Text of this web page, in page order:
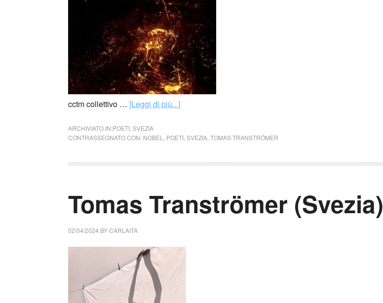
cctm collettivo … [Leggi di più...]
ARCHIVIATO IN:POETI SVEZIA
CONTRASSEGNATO CON: NOBEL POETI SVEZIA TOMAS TRANSTRÖMER
Tomas Tranströmer (Svezia)
02/04/2024 BYCARLAITA